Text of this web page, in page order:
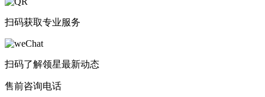
扫码获取专业服务
扫码了解领星最新动态
售前咨询电话